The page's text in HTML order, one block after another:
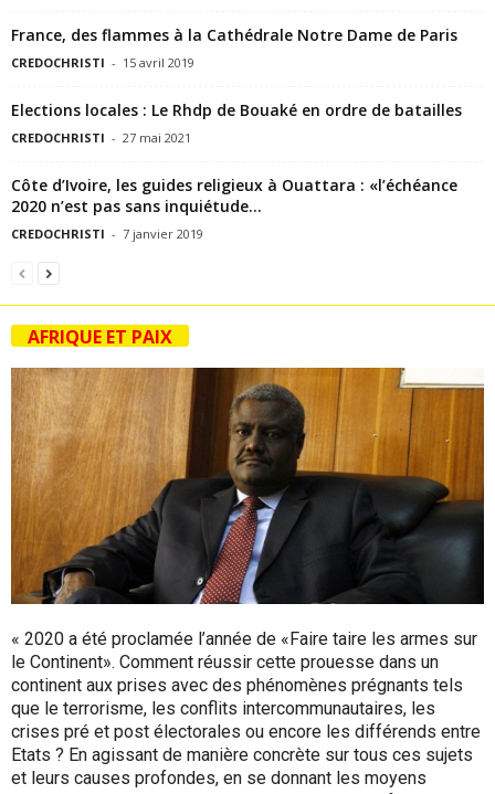
France, des flammes à la Cathédrale Notre Dame de Paris
CREDOCHRISTI - 15 avril 2019
Elections locales : Le Rhdp de Bouaké en ordre de batailles
CREDOCHRISTI - 27 mai 2021
Côte d’Ivoire, les guides religieux à Ouattara : «l’échéance
2020 n’est pas sans inquiétude...
CREDOCHRISTI - 7 janvier 2019
AFRIQUE ET PAIX
« 2020 a été proclamée l’année de «Faire taire les armes sur
le Continent». Comment réussir cette prouesse dans un
continent aux prises avec des phénomènes prégnants tels
que le terrorisme, les conflits intercommunautaires, les
crises pré et post électorales ou encore les différends entre
Etats ? En agissant de manière concrète sur tous ces sujets
et leurs causes profondes, en se donnant les moyens